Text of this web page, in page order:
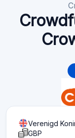
Verenigd
GBP